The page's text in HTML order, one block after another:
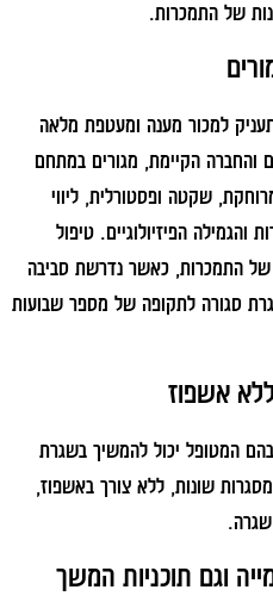
של התמכרות.
למכור מענה ומעטפת מלאה
והחברה הקיימת, מגורים במתחם
שקטה ופסטורלית, ליווי
והגמילה הפיזיולוגיים. טיפול
של התמכרות, כאשר נדרשת סביבה
סגורה לתקופה של מספר שבועות
אשפוז
המטופל יכול להמשיך בשגרת
שונות, ללא צורך באשפוז,
וגם תוכניות המשך